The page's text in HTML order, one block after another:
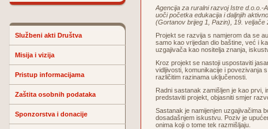
Službeni akti Društva
Misija i vizija
Pristup informacijama
Zaštita osobnih podataka
Sponzorstva i donacije
Agencija za ruralni razvoj Istre d.o.o.-
uoči početka edukacija i daljnjih
(Gortanov brijeg 1, Pazin), 19.
Projekt se razvija s namjerom da se
samo kao vrijedan dio baštine, već i
uzgajivača kao nositelja znanja,
Kroz projekt se nastoji uspostaviti
vidljivosti, komunikacije i povezivanja
različitim razinama uključenosti.
Radni sastanak zamišljen je kao prvi,
predstaviti projekt, objasniti smjer
Sastanak je namijenjen uzgajivačima
dosadašnjem iskustvu. Poziv je
onima koji o tome tek razmišljaju.